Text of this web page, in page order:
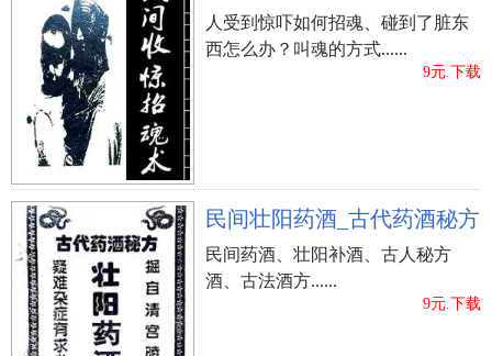
人受到惊吓如何招魂、碰到了脏东
西怎么办？叫魂的方式......
9元.下载
民间壮阳药酒_古代药酒秘方
民间药酒、壮阳补酒、古人秘方
酒、古法酒方......
9元.下载